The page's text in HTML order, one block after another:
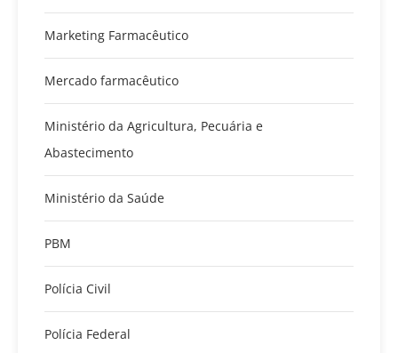
Marketing Farmacêutico
Mercado farmacêutico
Ministério da Agricultura, Pecuária e
Abastecimento
Ministério da Saúde
PBM
Polícia Civil
Polícia Federal